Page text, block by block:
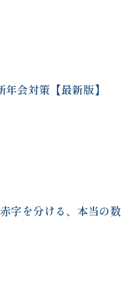
会対策【最新版】
字を分ける、本当の